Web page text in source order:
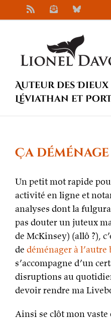
au
NewsletterBluesky
Auteur des Dieux
Léviathan et Port
Ça déménage
Un petit mot rapide
activité en ligne et
analyses dont la
pas douter un juteux
de McKinsey) (allô ?),
de déménager à
s’accompagne d’un
disruptions au
devoir rendre ma
Ainsi se clôt mon